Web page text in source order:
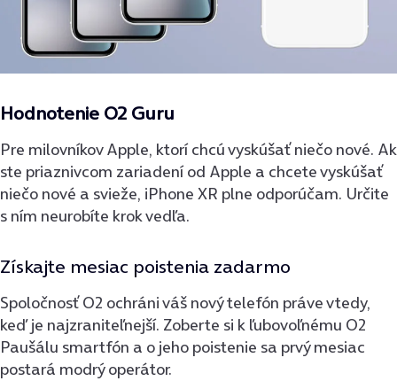
Hodnotenie O2 Guru
Pre milovníkov Apple, ktorí chcú vyskúšať niečo nové. Ak
ste priaznivcom zariadení od Apple a chcete vyskúšať
niečo nové a svieže, iPhone XR plne odporúčam. Určite
s ním neurobíte krok vedľa.
Získajte mesiac poistenia zadarmo
Spoločnosť O2 ochráni váš nový telefón práve vtedy,
keď je najzraniteľnejší. Zoberte si k ľubovoľnému O2
Paušálu smartfón a o jeho poistenie sa prvý mesiac
postará modrý operátor.